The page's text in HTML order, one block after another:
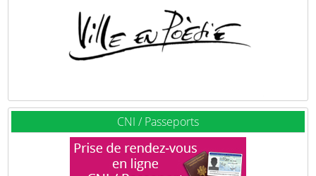
CNI / Passeports